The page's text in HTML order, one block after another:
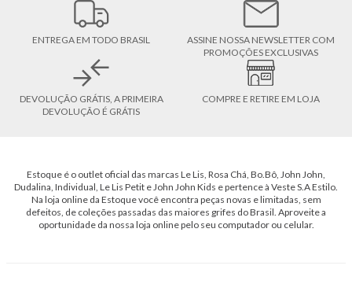
ENTREGA EM TODO BRASIL
ASSINE NOSSA NEWSLETTER COM
PROMOÇÕES EXCLUSIVAS
DEVOLUÇÃO GRÁTIS, A PRIMEIRA
DEVOLUÇÃO É GRÁTIS
COMPRE E RETIRE EM LOJA
Estoque é o outlet oficial das marcas Le Lis, Rosa Chá, Bo.Bô, John John,
Dudalina, Individual, Le Lis Petit e John John Kids e pertence à Veste S.A Estilo.
Na loja online da Estoque você encontra peças novas e limitadas, sem
defeitos, de coleções passadas das maiores grifes do Brasil. Aproveite a
oportunidade da nossa loja online pelo seu computador ou celular.